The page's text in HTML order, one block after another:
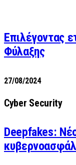
Επιλέγοντας
Φύλαξης
27/08/2024
Cyber Security
Deepfakes: